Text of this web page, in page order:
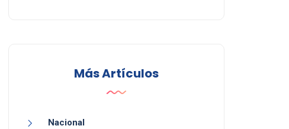
Más Artículos
Nacional